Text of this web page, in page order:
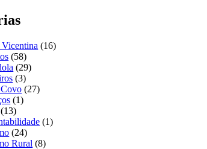
Vicentina (16)
(58)
(29)
(3)
(27)
(1)
(13)
(1)
(24)
Rural (8)